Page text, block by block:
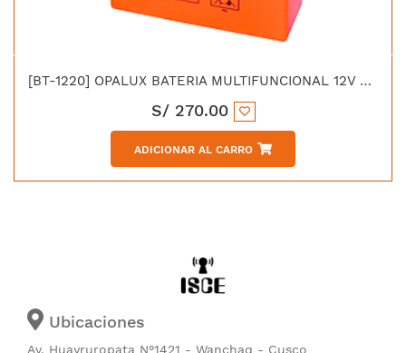
[BT-1220] OPALUX BATERIA MULTIFUNCIONAL 12V 20AH C/2 SALIDA
S/ 270.00
ADICIONAR AL CARRO
Ubicaciones
Av. Huayruropata N°1421 - Wanchaq - Cusco